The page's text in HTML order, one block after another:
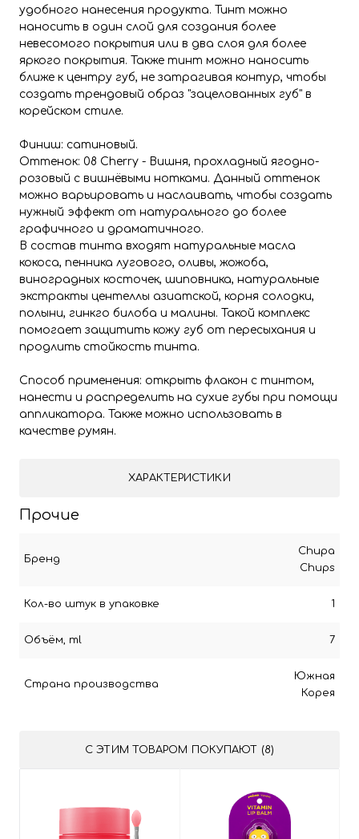
удобного нанесения продукта. Тинт можно
наносить в один слой для создания более
невесомого покрытия или в два слоя для более
яркого покрытия. Также тинт можно наносить
ближе к центру губ, не затрагивая контур, чтобы
создать трендовый образ "зацелованных губ" в
корейском стиле.
Финиш: сатиновый.
Оттенок: 08 Cherry - Вишня, прохладный ягодно-
розовый с вишнёвыми нотками. Данный оттенок
можно варьировать и наслаивать, чтобы создать
нужный эффект от натурального до более
графичного и драматичного.
В состав тинта входят натуральные масла
кокоса, пенника лугового, оливы, жожоба,
виноградных косточек, шиповника, натуральные
экстракты центеллы азиатской, корня солодки,
полыни, гинкго билоба и малины. Такой комплекс
помогает защитить кожу губ от пересыхания и
продлить стойкость тинта.
Способ применения: открыть флакон с тинтом,
нанести и распределить на сухие губы при помощи
аппликатора. Также можно использовать в
качестве румян.
ХАРАКТЕРИСТИКИ
Прочие
Бренд
Chupa
Chups
Кол-во штук в упаковке 1
Объём, ml 7
Страна производства
Южная
Корея
С ЭТИМ ТОВАРОМ ПОКУПАЮТ (8)